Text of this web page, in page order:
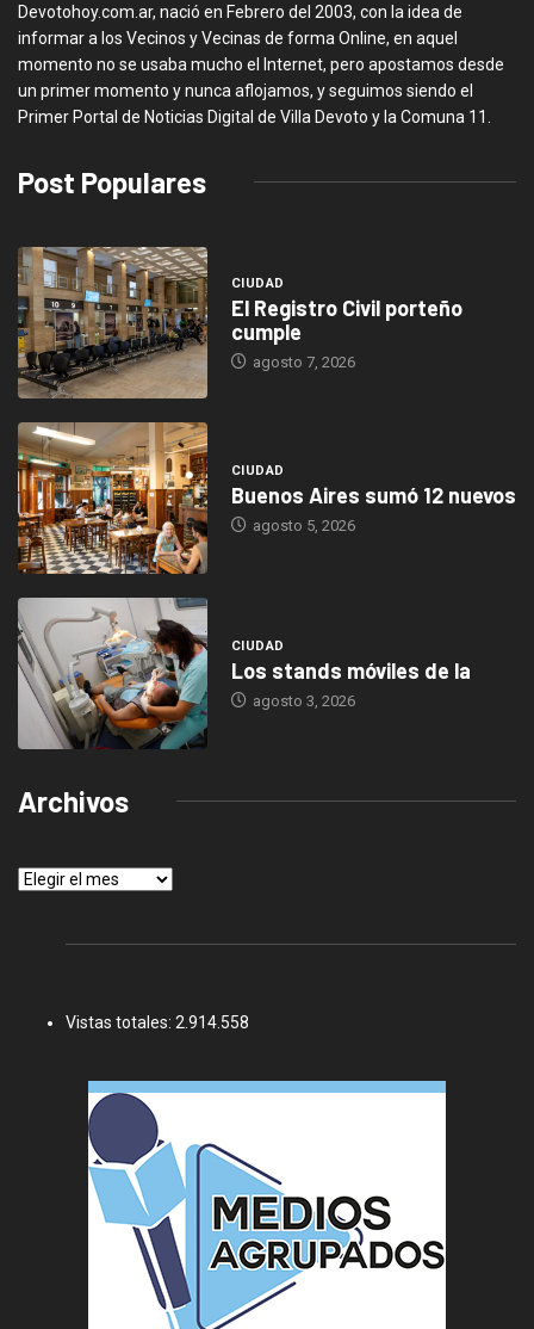
Devotohoy.com.ar, nació en Febrero del 2003, con la idea de
informar a los Vecinos y Vecinas de forma Online, en aquel
momento no se usaba mucho el Internet, pero apostamos desde
un primer momento y nunca aflojamos, y seguimos siendo el
Primer Portal de Noticias Digital de Villa Devoto y la Comuna 11.
Post Populares
CIUDAD
El Registro Civil porteño
cumple
agosto 7, 2026
CIUDAD
Buenos Aires sumó 12 nuevos
agosto 5, 2026
CIUDAD
Los stands móviles de la
agosto 3, 2026
Archivos
Archivos
Vistas totales: 2.914.558